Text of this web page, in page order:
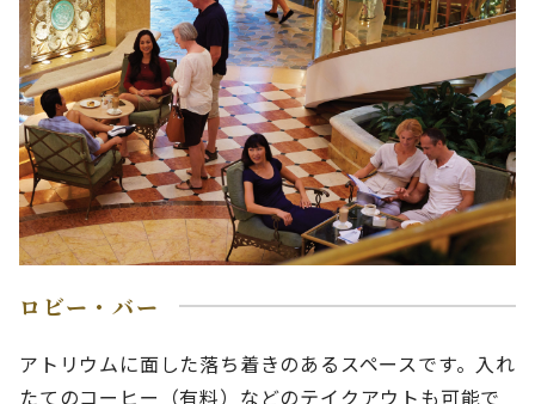
ロビー・バー
アトリウムに面した落ち着きのあるスペースです。入れ
たてのコーヒー（有料）などのテイクアウトも可能で